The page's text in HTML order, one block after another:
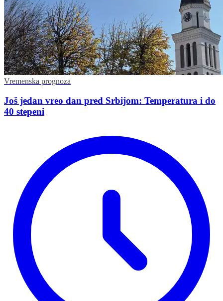
Vremenska prognoza
Još jedan vreo dan pred Srbijom: Temperatura i do
40 stepeni